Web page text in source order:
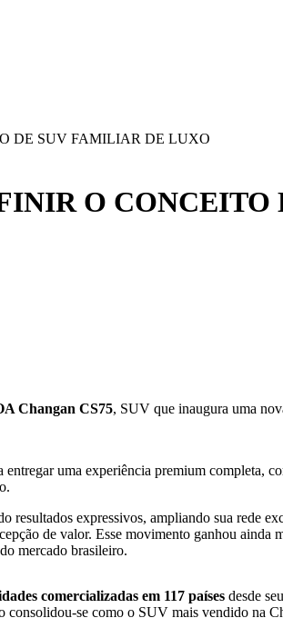
DE SUV FAMILIAR DE LUXO
O CONCEITO
Changan CS75, SUV que inaugura uma
uma experiência premium completa,
expressivos, ampliando sua rede
de valor. Esse movimento ganhou ainda
mercado brasileiro.
comercializadas em 117 países desde
consolidou-se como o SUV mais vendido na